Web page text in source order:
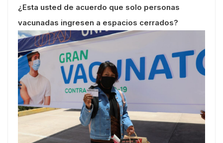
¿Esta usted de acuerdo que solo personas
vacunadas ingresen a espacios cerrados?